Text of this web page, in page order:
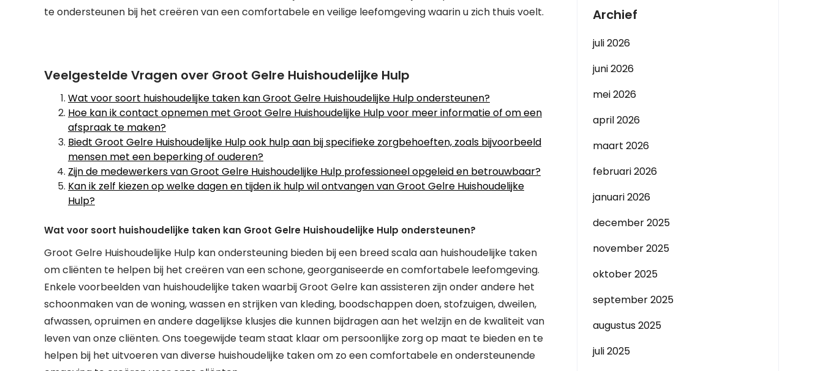
te ondersteunen bij het creëren van een comfortabele en veilige leefomgeving waarin u zich thuis voelt.
Veelgestelde Vragen over Groot Gelre Huishoudelijke Hulp
Wat voor soort huishoudelijke taken kan Groot Gelre Huishoudelijke Hulp ondersteunen?
Hoe kan ik contact opnemen met Groot Gelre Huishoudelijke Hulp voor meer informatie of om een
afspraak te maken?
Biedt Groot Gelre Huishoudelijke Hulp ook hulp aan bij specifieke zorgbehoeften, zoals bijvoorbeeld
mensen met een beperking of ouderen?
Zijn de medewerkers van Groot Gelre Huishoudelijke Hulp professioneel opgeleid en betrouwbaar?
Kan ik zelf kiezen op welke dagen en tijden ik hulp wil ontvangen van Groot Gelre Huishoudelijke
Hulp?
Wat voor soort huishoudelijke taken kan Groot Gelre Huishoudelijke Hulp ondersteunen?
Groot Gelre Huishoudelijke Hulp kan ondersteuning bieden bij een breed scala aan huishoudelijke taken
om cliënten te helpen bij het creëren van een schone, georganiseerde en comfortabele leefomgeving.
Enkele voorbeelden van huishoudelijke taken waarbij Groot Gelre kan assisteren zijn onder andere het
schoonmaken van de woning, wassen en strijken van kleding, boodschappen doen, stofzuigen, dweilen,
afwassen, opruimen en andere dagelijkse klusjes die kunnen bijdragen aan het welzijn en de kwaliteit van
leven van onze cliënten. Ons toegewijde team staat klaar om persoonlijke zorg op maat te bieden en te
helpen bij het uitvoeren van diverse huishoudelijke taken om zo een comfortabele en ondersteunende
Archief
juli 2026
juni 2026
mei 2026
april 2026
maart 2026
februari 2026
januari 2026
december 2025
november 2025
oktober 2025
september 2025
augustus 2025
juli 2025